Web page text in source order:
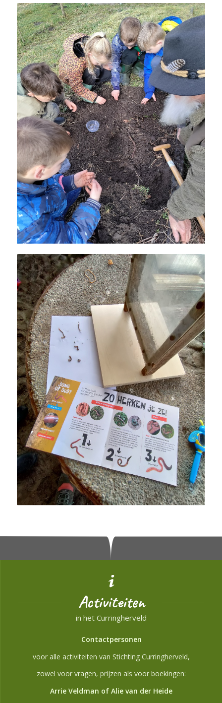
Activiteiten
in het Curringherveld
Contactpersonen
voor alle activiteiten van Stichting Curringherveld,
zowel voor vragen, prijzen als voor boekingen:
Arrie Veldman of Alie van der Heide